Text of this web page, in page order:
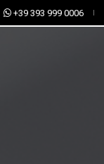
+39 393 999 0006